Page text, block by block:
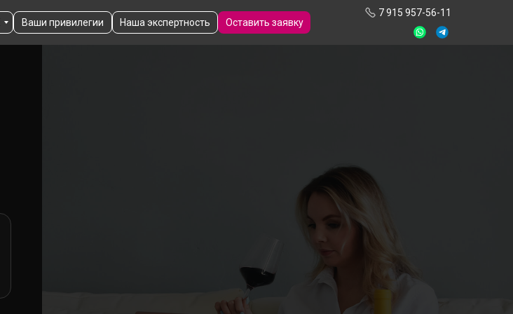
Ваши привилегии Наша экспертность Оставить заявку
7 915 957-56-11